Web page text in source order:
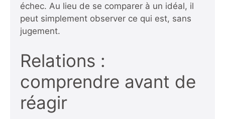
échec. Au lieu de se comparer à un idéal, il
peut simplement observer ce qui est, sans
jugement.
Relations :
comprendre avant de
réagir